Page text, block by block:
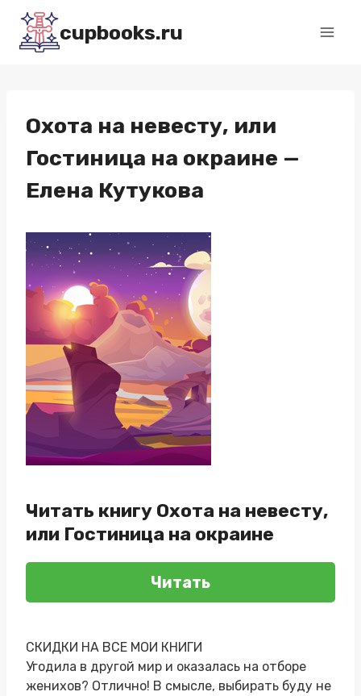
Перейти
содержимому
cupbooks.ru
Охота на невесту, или
Гостиница на окраине —
Елена Кутукова
Читать книгу Охота на невесту,
или Гостиница на окраине
Читать
СКИДКИ НА ВСЕ МОИ КНИГИ
Угодила в другой мир и оказалась на отборе
женихов? Отлично! В смысле, выбирать буду не